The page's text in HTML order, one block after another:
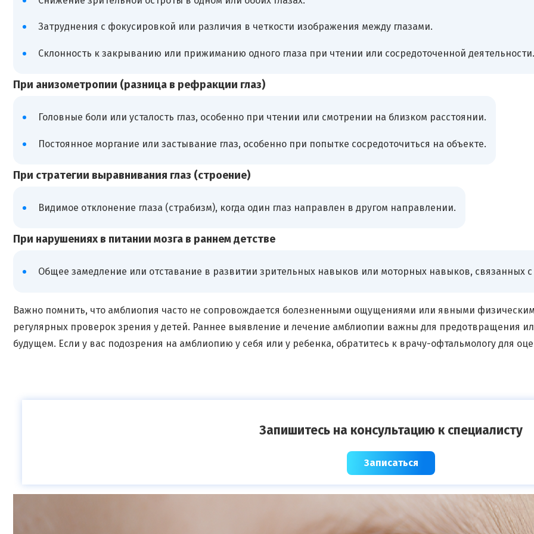
Затруднения с фокусировкой или различия в четкости изображения между глазами.
Склонность к закрыванию или прижиманию одного глаза при чтении или сосредоточенной деятельности.
При анизометропии (разница в рефракции глаз)
Головные боли или усталость глаз, особенно при чтении или смотрении на близком расстоянии.
Постоянное моргание или застывание глаз, особенно при попытке сосредоточиться на объекте.
При стратегии выравнивания глаз (строение)
Видимое отклонение глаза (страбизм), когда один глаз направлен в другом направлении.
При нарушениях в питании мозга в раннем детстве
Общее замедление или отставание в развитии зрительных навыков или моторных навыков, связанных
Важно помнить, что амблиопия часто не сопровождается болезненными ощущениями или явными
регулярных проверок зрения у детей. Раннее выявление и лечение амблиопии важны для предотвращения
будущем. Если у вас подозрения на амблиопию у себя или у ребенка, обратитесь к врачу-офтальмологу для
Запишитесь на консультацию к специалисту
Записаться